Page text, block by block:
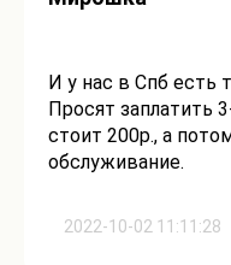
2022-10-02 11:11:28
И у нас в Спб есть
Просят заплатить
стоит 200р., а
обслуживание.